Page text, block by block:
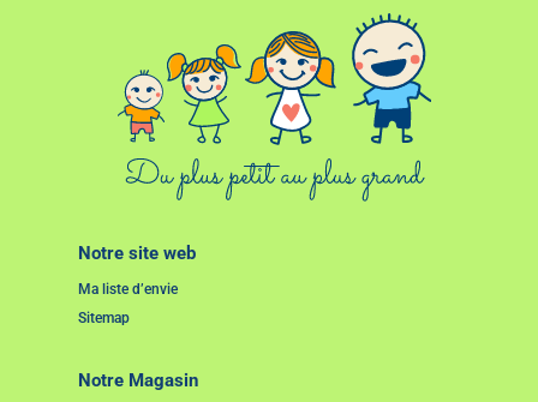
Notre site web
Ma liste d’envie
Sitemap
Notre Magasin